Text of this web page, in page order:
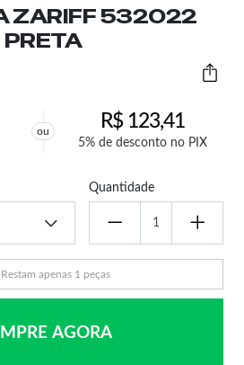
ZARIFF 532022
PRETA
ou R$123,41
5% de desconto no PIX
Quantidade
Restam apenas 1 peças
AGORA